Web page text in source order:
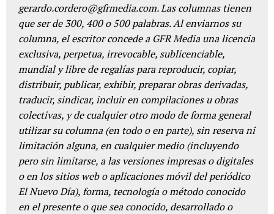
gerardo.cordero@gfrmedia.com. Las columnas tienen
que ser de 300, 400 o 500 palabras. Al enviarnos su
columna, el escritor concede a GFR Media una licencia
exclusiva, perpetua, irrevocable, sublicenciable,
mundial y libre de regalías para reproducir, copiar,
distribuir, publicar, exhibir, preparar obras derivadas,
traducir, sindicar, incluir en compilaciones u obras
colectivas, y de cualquier otro modo de forma general
utilizar su columna (en todo o en parte), sin reserva ni
limitación alguna, en cualquier medio (incluyendo
pero sin limitarse, a las versiones impresas o digitales
o en los sitios web o aplicaciones móvil del periódico
El Nuevo Día), forma, tecnología o método conocido
en el presente o que sea conocido, desarrollado o